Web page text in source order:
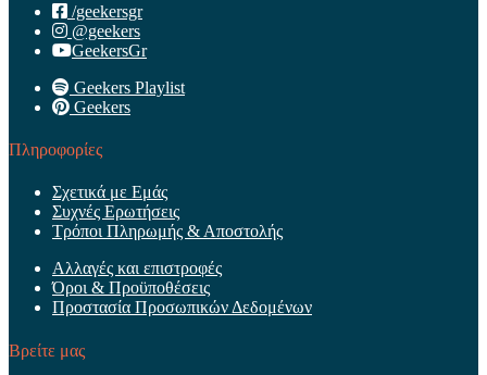
/geekersgr
@geekers
GeekersGr
Geekers Playlist
Geekers
Πληροφορίες
Σχετικά με Εμάς
Συχνές Ερωτήσεις
Τρόποι Πληρωμής & Αποστολής
Αλλαγές και επιστροφές
Όροι & Προϋποθέσεις
Προστασία Προσωπικών Δεδομένων
Βρείτε μας